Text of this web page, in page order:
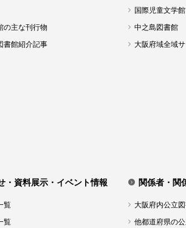
の主な刊行物
書館紹介記事
国際児童文学
中之島図書館
大阪府域全域
・資料展示・イベント情報
覧
覧
関係者・関
大阪府内公立
他都道府県の